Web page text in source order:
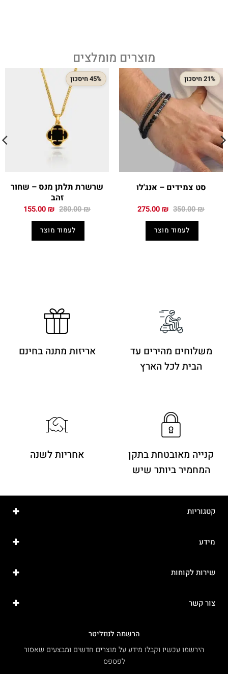
מוצרים מומלצים
21% חיסכון
סט צמידים – אנג'לו
350.00₪ המחיר
היה:
350.00 ₪.
275.00₪ המחיר
לעמוד מוצר
45% חיסכון
שרשרת תלתן מנס – שחור
זהב
280.00₪ המחיר
היה:
280.00 ₪.
155.00₪ המחיר
לעמוד מוצר
משלוחים מהירים עד
הבית לכל הארץ
אריזות מתנה בחינם
קנייה מאובטחת בתקן
המחמיר ביותר שיש
אחריות לשנה
קטגוריות
מידע
שירות לקוחות
צור קשר
הרשמה לנוזליטר
הירשמו עכשיו וקבלו מידע על מוצרים חדשים ומבצעים שאסור
לפספס